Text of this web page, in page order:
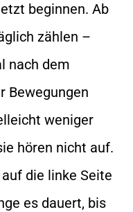
beginnen. Ab
zählen –
nach dem
Bewegungen
weniger
hören nicht auf.
die linke Seite
es dauert, bis